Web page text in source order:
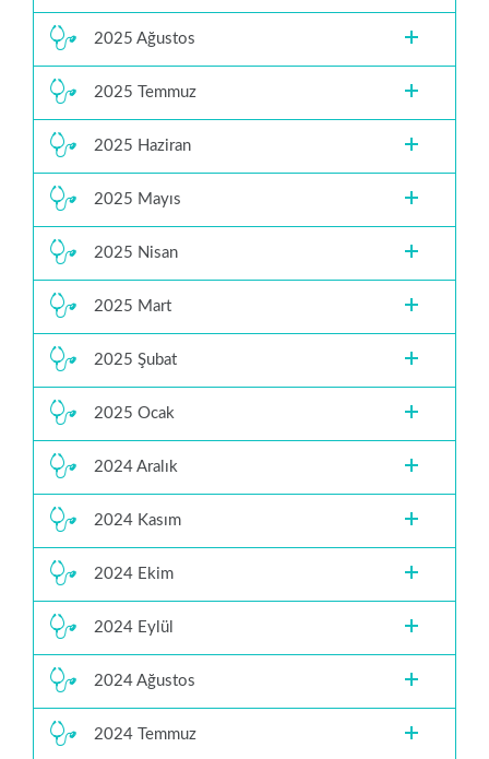
2025 Ağustos
2025 Temmuz
2025 Haziran
2025 Mayıs
2025 Nisan
2025 Mart
2025 Şubat
2025 Ocak
2024 Aralık
2024 Kasım
2024 Ekim
2024 Eylül
2024 Ağustos
2024 Temmuz